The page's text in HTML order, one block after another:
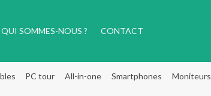
QUI SOMMES-NOUS ? CONTACT
PC tour All-in-one Smartphones Moniteurs